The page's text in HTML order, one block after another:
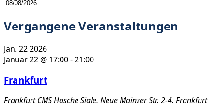
Vergangene Veranstaltungen
Jan. 222026
Januar 22 @ 17:00-21:00
Frankfurt
FrankfurtCMS Hasche Sigle, Neue Mainzer Str. 2-4, Frankfurt